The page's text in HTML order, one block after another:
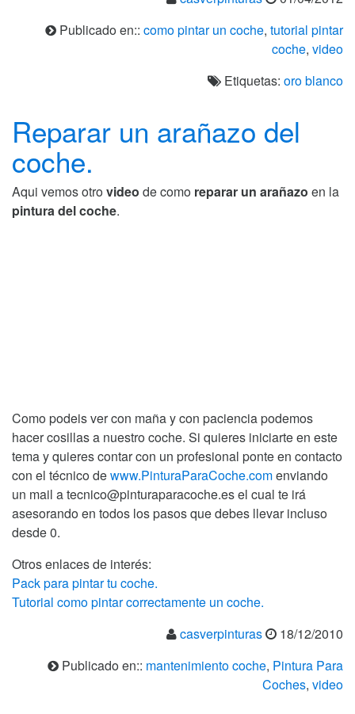
Publicado en:: como pintar un coche, tutorial pintar
coche, video
Etiquetas: oro blanco
Reparar un arañazo del
coche.
Aqui vemos otrovideo de como reparar un arañazo en la
pintura del coche.
Como podeis ver con maña y con paciencia podemos
hacer cosillas a nuestro coche. Si quieres iniciarte en este
tema y quieres contar con un profesional ponte en contacto
con el técnico dewww.PinturaParaCoche.comenviando
un mail a tecnico@pinturaparacoche.es el cual te irá
asesorando en todos los pasos que debes llevar incluso
desde 0.
Otros enlaces de interés:
Pack para pintar tu coche.
Tutorial como pintar correctamente un coche.
casverpinturas
18/12/2010
Publicado en:: mantenimiento coche, Pintura Para
Coches, video